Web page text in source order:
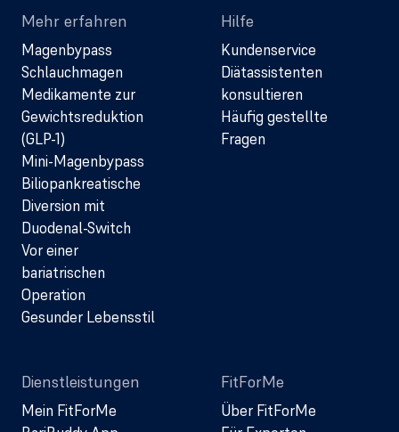
Mehr erfahren
Magenbypass
Schlauchmagen
Medikamente zur
Gewichtsreduktion
(GLP-1)
Mini-Magenbypass
Biliopankreatische
Diversion mit
Duodenal-Switch
Vor einer
bariatrischen
Operation
Gesunder Lebensstil
Hilfe
Kundenservice
Diätassistenten
konsultieren
Häufig gestellte
Fragen
Dienstleistungen
Mein FitForMe
FitForMe
Über FitForMe